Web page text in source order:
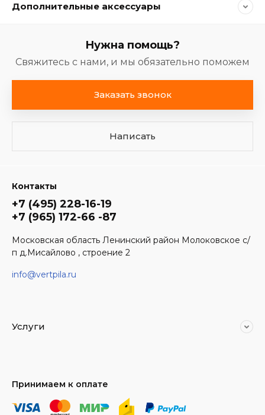
Дополнительные аксессуары
Нужна помощь?
Свяжитесь с нами, и мы обязательно поможем
Заказать звонок
Написать
Контакты
+7 (495) 228-16-19
+7 (965) 172-66 -87
Московская область Ленинский район Молоковское с/
п д.Мисайлово , строение 2
info@vertpila.ru
Услуги
Принимаем к оплате